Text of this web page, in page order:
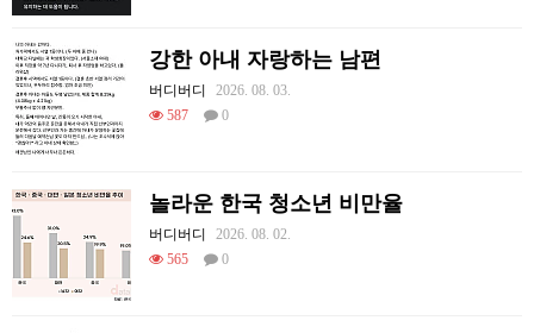
강한 아내 자랑하는 남편
버디버디
2026. 08. 03.
587
0
놀라운 한국 청소년 비만율
버디버디
2026. 08. 02.
565
0